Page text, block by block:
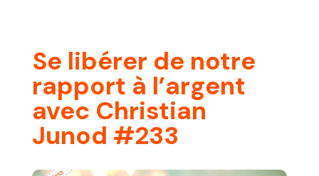
Se libérer de notre
rapport à l’argent
avec Christian
Junod #233